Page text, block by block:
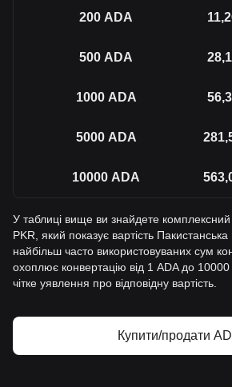
200 ADA
500 ADA
1000 ADA
5000 ADA
10000 ADA
У таблиці вище ви знайдете
PKR, який показує вартість
найбільш часто використовуваних сум
охоплює конвертацію від 1 ADA до
чітке уявлення про відповідну вартість.
Купити/продати